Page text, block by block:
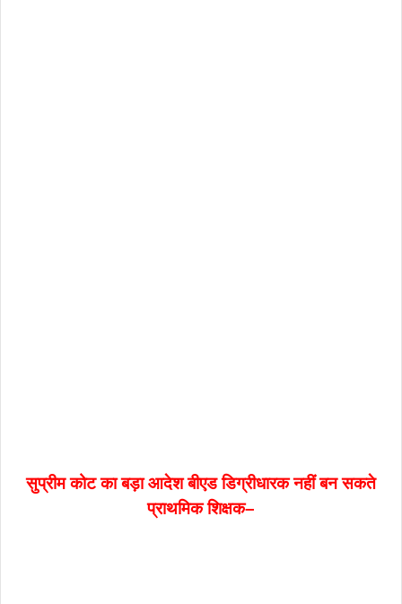
सुप्रीम कोट का बड़ा आदेश बीएड डिग्रीधारक नहीं बन सकते
प्राथमिक शिक्षक–